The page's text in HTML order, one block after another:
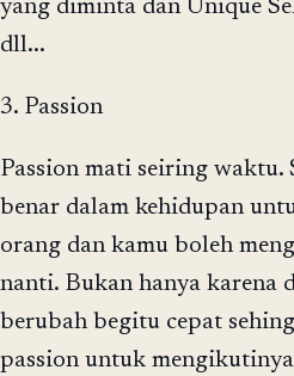
yang diminta dan Unique
dll...
3. Passion
Passion mati seiring waktu.
benar dalam kehidupan
orang dan kamu boleh
nanti. Bukan hanya karena
berubah begitu cepat
passion untuk